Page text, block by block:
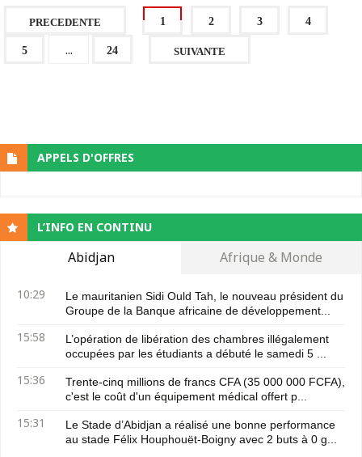
PRECEDENTE 1 2 3 4
5 ... 24 SUIVANTE
APPELS D'OFFRES
L’INFO EN CONTINU
Abidjan Afrique & Monde
10:29
Le mauritanien Sidi Ould Tah, le nouveau président du
Groupe de la Banque africaine de développement...
15:58
L’opération de libération des chambres illégalement
occupées par les étudiants a débuté le samedi 5 ...
15:36
Trente-cinq millions de francs CFA (35 000 000 FCFA),
c'est le coût d'un équipement médical offert p...
15:31
Le Stade d’Abidjan a réalisé une bonne performance
au stade Félix Houphouët-Boigny avec 2 buts à 0 g...